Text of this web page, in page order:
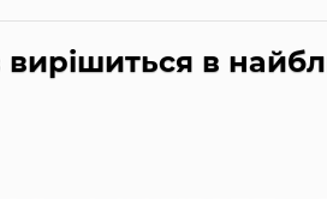
вирішиться в